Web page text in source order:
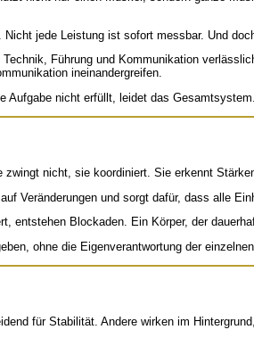
jede Leistung ist sofort messbar. Und
Führung und Kommunikation
ineinandergreifen.
Aufgabe nicht erfüllt, leidet das Gesamtsystem.
nicht, sie koordiniert. Sie erkennt
Veränderungen und sorgt dafür, dass alle
Blockaden. Ein Körper, der
ohne die Eigenverantwortung der
für Stabilität. Andere wirken im